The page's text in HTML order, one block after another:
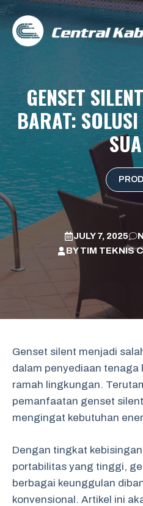
Skip
content
GENSET
BARAT:
JULY 7, 2025
BYTIM TEKNIS
Genset silent menjadi
dalam penyediaan tenaga
ramah lingkungan.
pemanfaatan genset
mengingat kebutuhan
Dengan tingkat
portabilitas yang tinggi,
berbagai keunggulan
konvensional. Artikel ini